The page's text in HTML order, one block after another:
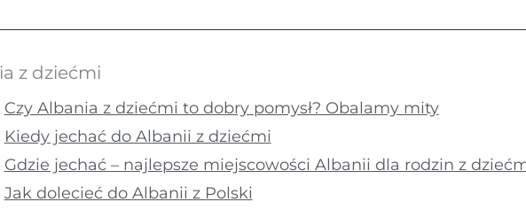
z dziećmi
Czy Albania z dziećmi to dobry pomysł? Obalamy mity
Kiedy jechać do Albanii z dziećmi
Gdzie jechać – najlepsze miejscowości Albanii dla rodzin z
Jak dolecieć do Albanii z Polski